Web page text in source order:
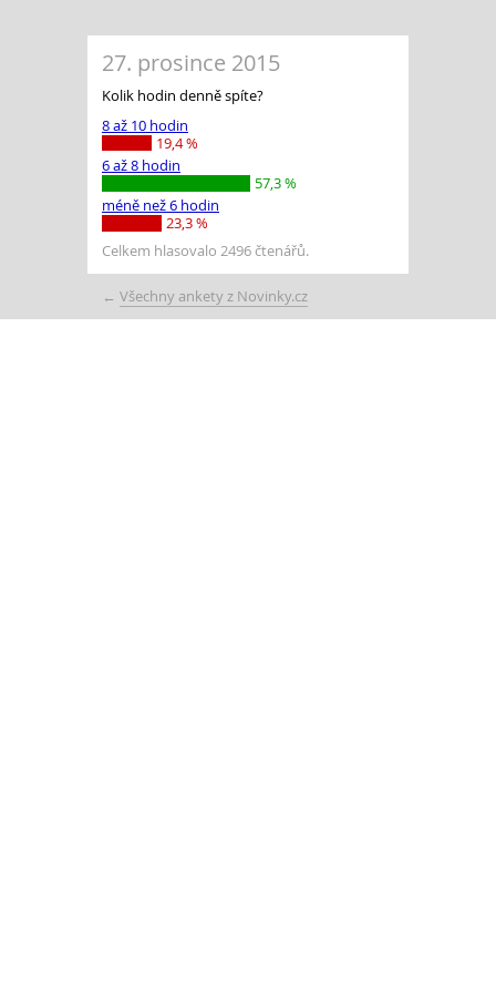
27. prosince 2015
Kolik hodin denně spíte?
8 až 10 hodin
19,4 %
6 až 8 hodin
57,3 %
méně než 6 hodin
23,3 %
Celkem hlasovalo 2496 čtenářů.
← Všechny ankety z Novinky.cz